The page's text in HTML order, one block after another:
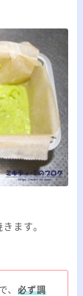
ます。
、 必ず調